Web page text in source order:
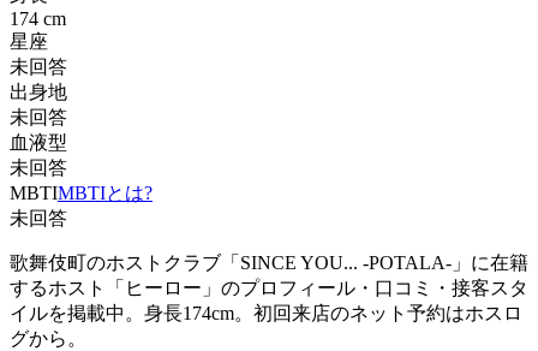
174 cm
星座
未回答
出身地
未回答
血液型
未回答
MBTIMBTIとは?
未回答
歌舞伎町のホストクラブ「SINCE YOU... -POTALA-」に在籍
するホスト「ヒーロー」のプロフィール・口コミ・接客スタ
イルを掲載中。身長174cm。初回来店のネット予約はホスロ
グから。